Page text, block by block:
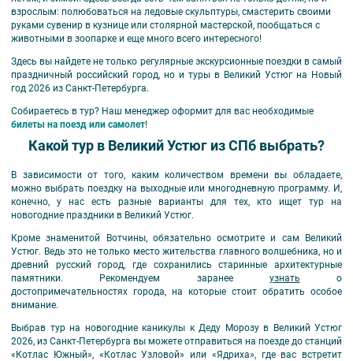
взрослым: полюбоваться на ледовые скульптуры, смастерить своими
руками сувенир в кузнице или столярной мастерской, пообщаться с
животными в зоопарке и еще много всего интересного!
Здесь вы найдете не только регулярные экскурсионные поездки в самый
праздничный российский город, но и туры в Великий Устюг на Новый
год 2026 из Санкт-Петербурга.
Собираетесь в тур? Наш менеджер оформит для вас необходимые
билеты на поезд или самолет!
Какой тур в Великий Устюг из СПб выбрать?
В зависимости от того, каким количеством времени вы обладаете,
можно выбрать поездку на выходные или многодневную программу. И,
конечно, у нас есть разные варианты для тех, кто ищет тур на
новогодние праздники в Великий Устюг.
Кроме знаменитой Вотчины, обязательно осмотрите и сам Великий
Устюг. Ведь это не только место жительства главного волшебника, но и
древний русский город, где сохранились старинные архитектурные
памятники. Рекомендуем заранее узнать о
достопримечательностях города, на которые стоит обратить особое
внимание.
Выбрав тур на новогодние каникулы к Деду Морозу в Великий Устюг
2026, из Санкт-Петербурга вы можете отправиться на поезде до станций
«Котлас Южный», «Котлас Узловой» или «Ядриха», где вас встретит